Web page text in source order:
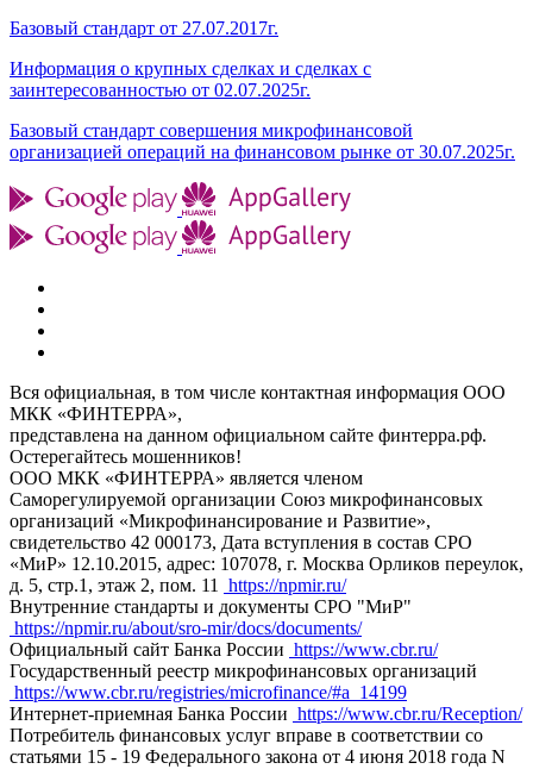
Базовый стандарт от 27.07.2017г.
Информация о крупных сделках и сделках с
заинтересованностью от 02.07.2025г.
Базовый стандарт совершения микрофинансовой
организацией операций на финансовом рынке от 30.07.2025г.
Вся официальная, в том числе контактная информация ООО
МКК «ФИНТЕРРА»,
представлена на данном официальном сайте финтерра.рф.
Остерегайтесь мошенников!
ООО МКК «ФИНТЕРРА» является членом
Саморегулируемой организации Союз микрофинансовых
организаций «Микрофинансирование и Развитие»,
свидетельство 42 000173, Дата вступления в состав СРО
«МиР» 12.10.2015, адрес: 107078, г. Москва Орликов переулок,
д. 5, стр.1, этаж 2, пом. 11 https://npmir.ru/
Внутренние стандарты и документы СРО "МиР"
https://npmir.ru/about/sro-mir/docs/documents/
Официальный сайт Банка России https://www.cbr.ru/
Государственный реестр микрофинансовых организаций
https://www.cbr.ru/registries/microfinance/#a_14199
Интернет-приемная Банка России https://www.cbr.ru/Reception/
Потребитель финансовых услуг вправе в соответствии со
статьями 15 - 19 Федерального закона от 4 июня 2018 года N